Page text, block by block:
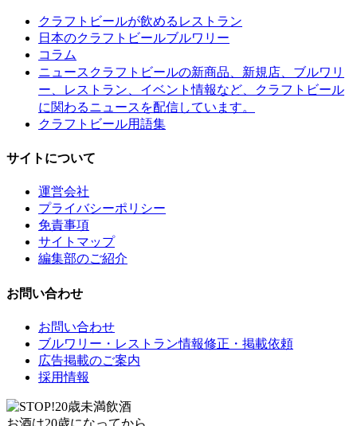
クラフトビールが飲めるレストラン
日本のクラフトビールブルワリー
コラム
ニュース クラフトビールの新商品、新規店、ブルワリ
ー、レストラン、イベント情報など、クラフトビール
に関わるニュースを配信しています。
クラフトビール用語集
サイトについて
運営会社
プライバシーポリシー
免責事項
サイトマップ
編集部のご紹介
お問い合わせ
お問い合わせ
ブルワリー・レストラン情報修正・掲載依頼
広告掲載のご案内
採用情報
お酒は20歳になってから